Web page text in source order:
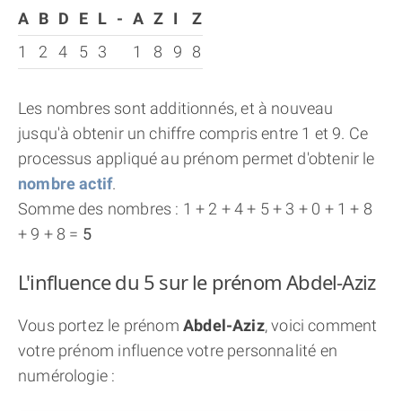
A B D E L - A Z I
Z
1
2 4 5 3 1 8 9 8
Les nombres sont additionnés, et à nouveau
jusqu'à obtenir un chiffre compris entre 1 et 9. Ce
processus appliqué au prénom permet d'obtenir le
nombre actif.
Somme des nombres : 1 + 2 + 4 + 5 + 3 + 0 + 1 + 8
+ 9 + 8 = 5
L'influence du 5 sur le prénom Abdel-Aziz
Vous portez le prénom Abdel-Aziz, voici comment
votre prénom influence votre personnalité en
numérologie :